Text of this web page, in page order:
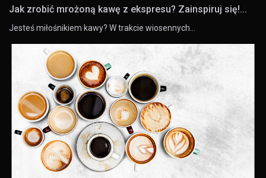
Jak zrobić mrożoną kawę z ekspresu? Zainspiruj się!...
Jesteś miłośnikiem kawy? W trakcie wiosennych…